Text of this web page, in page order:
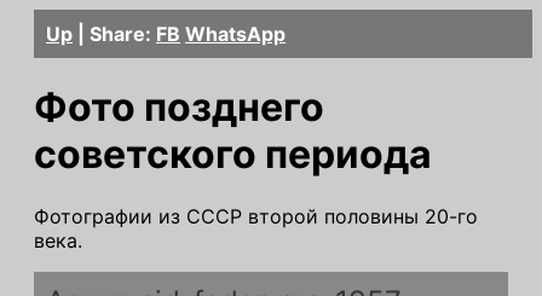
Up | Share: FB WhatsApp
Фото позднего
советского периода
Фотографии из СССР второй половины 20-го
века.